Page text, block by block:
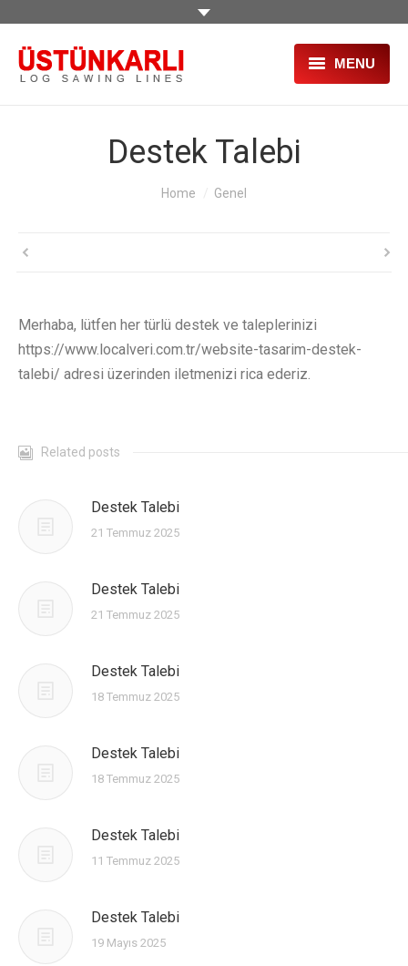
MENU
DESPRE NOI
PRODUSE
SECOND HAND
TÂRGURI
Destek Talebi
Home Genel
Merhaba, lütfen her türlü destek ve taleplerinizi
https://www.localveri.com.tr/website-tasarim-destek-
talebi/ adresi üzerinden iletmenizi rica ederiz.
Related posts
Destek Talebi
21 Temmuz 2025
Destek Talebi
21 Temmuz 2025
Destek Talebi
18 Temmuz 2025
Destek Talebi
18 Temmuz 2025
Destek Talebi
11 Temmuz 2025
Destek Talebi
19 Mayıs 2025